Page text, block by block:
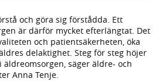
och göra sig förstådda. Ett
är därför mycket efterlängtat. Det
och patientsäkerheten, öka
delaktighet. Steg för steg höjer
säger äldre- och
Anna Tenje.